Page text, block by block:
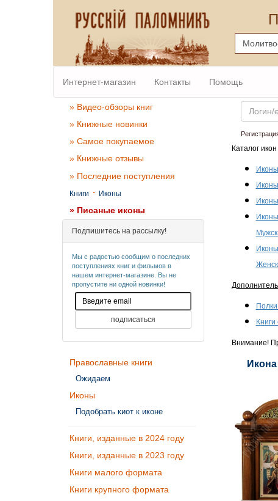
Интернет-магазин Контакты Помощь
» Видео-обзоры книг
» Книжные новинки
» Самое покупаемое
» Книжные отзывы
» Последние поступления
Книги · Иконы
» Писаные иконы
Подпишитесь на рассылку!
Мы с радостью сообщим о последних
поступлениях книг и фильмов в
нашем интернет-магазине. Вы не
пропустите ни одной новинки!
Православные книги
Ожидаем
Иконы
Подобрать киот к иконе
Книги, изданные в 2024 году
Книги, изданные в 2023 году
Книги малого формата
Книги крупного формата
Email
Каталог
Внимание!